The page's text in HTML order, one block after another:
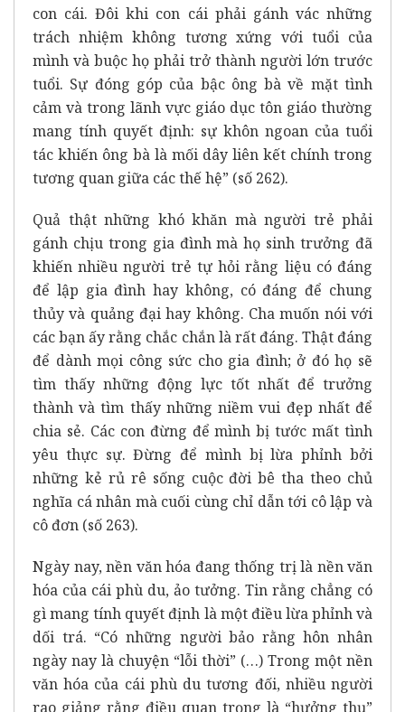
con cái. Đôi khi con cái phải gánh vác những
trách nhiệm không tương xứng với tuổi của
mình và buộc họ phải trở thành người lớn trước
tuổi. Sự đóng góp của bậc ông bà về mặt tình
cảm và trong lãnh vực giáo dục tôn giáo thường
mang tính quyết định: sự khôn ngoan của tuổi
tác khiến ông bà là mối dây liên kết chính trong
tương quan giữa các thế hệ” (số 262).
Quả thật những khó khăn mà người trẻ phải
gánh chịu trong gia đình mà họ sinh trưởng đã
khiến nhiều người trẻ tự hỏi rằng liệu có đáng
để lập gia đình hay không, có đáng để chung
thủy và quảng đại hay không. Cha muốn nói với
các bạn ấy rằng chắc chắn là rất đáng. Thật đáng
để dành mọi công sức cho gia đình; ở đó họ sẽ
tìm thấy những động lực tốt nhất để trưởng
thành và tìm thấy những niềm vui đẹp nhất để
chia sẻ. Các con đừng để mình bị tước mất tình
yêu thực sự. Đừng để mình bị lừa phỉnh bởi
những kẻ rủ rê sống cuộc đời bê tha theo chủ
nghĩa cá nhân mà cuối cùng chỉ dẫn tới cô lập và
cô đơn (số 263).
Ngày nay, nền văn hóa đang thống trị là nền văn
hóa của cái phù du, ảo tưởng. Tin rằng chẳng có
gì mang tính quyết định là một điều lừa phỉnh và
dối trá. “Có những người bảo rằng hôn nhân
ngày nay là chuyện “lỗi thời” (…) Trong một nền
văn hóa của cái phù du tương đối, nhiều người
rao giảng rằng điều quan trọng là “hưởng thụ”